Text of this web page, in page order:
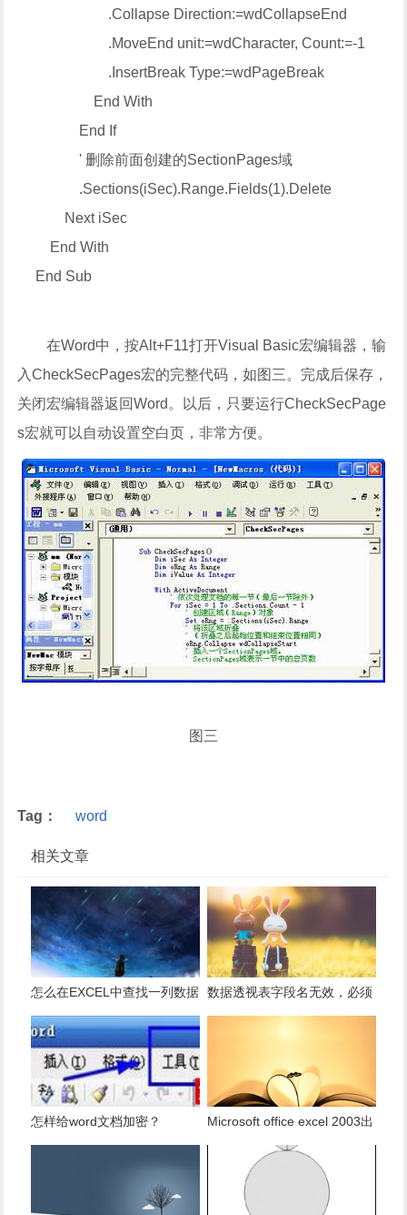
.Collapse Direction:=wdCollapseEnd
.MoveEnd unit:=wdCharacter, Count:=-1
.InsertBreak Type:=wdPageBreak
End With
End If
' 删除前面创建的SectionPages域
.Sections(iSec).Range.Fields(1).Delete
Next iSec
End With
End Sub
在Word中，按Alt+F11打开Visual Basic宏编辑器，输
入CheckSecPages宏的完整代码，如图三。完成后保存，
关闭宏编辑器返回Word。以后，只要运行CheckSecPage
s宏就可以自动设置空白页，非常方便。
图三
Tag： word
相关文章
怎么在EXCEL中查找一列数据
有多少是重复的？
数据透视表字段名无效，必须
怎样给word文档加密？
Microsoft office excel 2003出
现发送错误报告怎么办？